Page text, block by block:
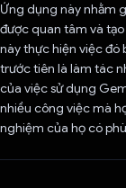
Ứng dụng này nhằm
được quan tâm và
này thực hiện việc đó
trước tiên là làm tác
của việc sử dụng
nhiều công việc mà
nghiệm của họ có